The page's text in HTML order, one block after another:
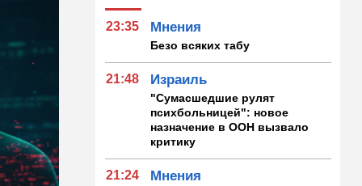
23:35 Мнения
Безо всяких табу
21:48 Израиль
"Сумасшедшие рулят
психбольницей": новое
назначение в ООН вызвало
критику
21:24 Мнения